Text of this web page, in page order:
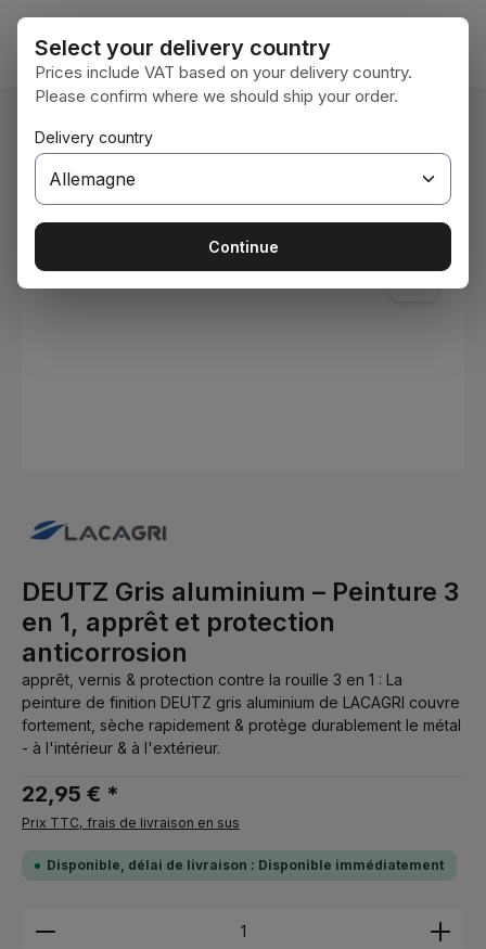
Passer au contenu principal
Vous êtes ici : Accueil
Peintures et vernis
Ignorer la galerie d'images
DEUTZ Gris aluminium – Peinture 3
en 1, apprêt et protection
anticorrosion
apprêt, vernis & protection contre la rouille 3 en 1 : La
peinture de finition DEUTZ gris aluminium de LACAGRI couvre
fortement, sèche rapidement & protège durablement le métal
- à l'intérieur & à l'extérieur.
22,95 € *
Prix TTC, frais de livraison en sus
Disponible, délai de livraison : Disponible immédiatement
Quantité de produit : Entrez la quantité
Select your delivery country
Prices include VAT based on your delivery country.
Please confirm where we should ship your order.
Delivery country
Continue